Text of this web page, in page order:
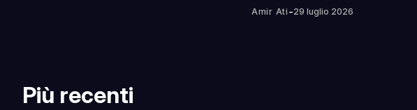
Amir Ati -29 luglio 2026
Più recenti